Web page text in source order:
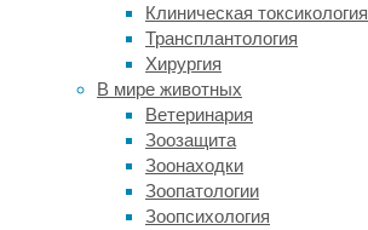
Клиническая токсикология
Трансплантология
Хирургия
В мире животных
Ветеринария
Зоозащита
Зоонаходки
Зоопатологии
Зоопсихология
выложена
онлайн-
библиотеке
препринтов
arXiv.
отличие